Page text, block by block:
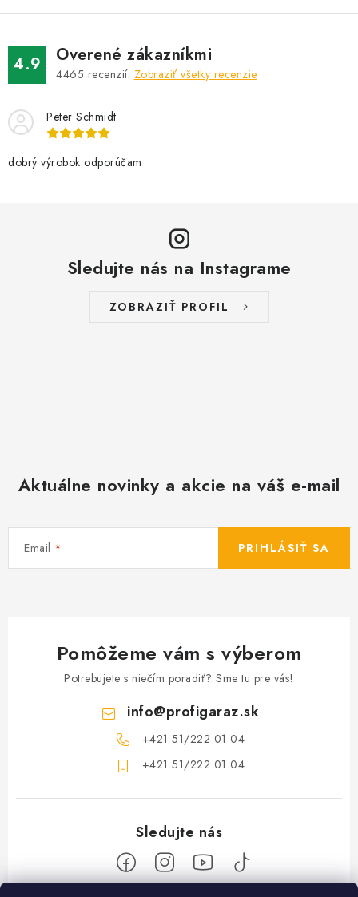
4.9 Overené zákazníkmi
4465 recenzií. Zobraziť všetky recenzie
Peter Schmidt
dobrý výrobok odporúčam
Sledujte nás na Instagrame
ZOBRAZIŤ PROFIL
Aktuálne novinky a akcie na váš e-mail
Email PRIHLÁSIŤ SA
Pomôžeme vám s výberom
Potrebujete s niečím poradiť? Sme tu pre vás!
info@profigaraz.sk
+421 51/222 01 04
+421 51/222 01 04